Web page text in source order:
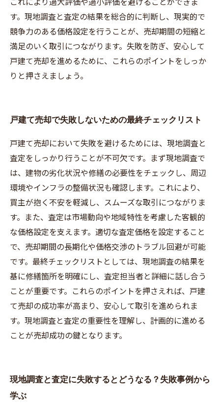
す。現地調査と査定の結果を総合的に判断し、現実的で
競争力のある価格設定を行うことが、売却期間の短縮と
満足のいく取引につながります。失敗を防ぎ、安心して
戸建て売却を進めるために、これらのポイントをしっか
りと押さえましょう。
戸建て売却で失敗しないための最終チェックリスト
戸建て売却において失敗を避けるためには、現地調査と
査定をしっかり行うことが不可欠です。まず現地調査で
は、建物の劣化状況や修繕の必要性をチェックし、周辺
環境やインフラの整備状況も確認します。これにより、
買主が抱く不安を軽減し、スムーズな取引につながりま
す。また、査定は市場動向や地域特性を考慮した客観的
な価格設定を支えます。適切な査定価格を設定すること
で、売却期間の長期化や価格交渉のトラブル回避が可能
です。最終チェックリストとしては、現地調査の結果を
基に修繕箇所を明確にし、査定担当者と詳細に話し合う
ことが重要です。これらのポイントを押さえれば、戸建
て売却の成功率が高まり、安心して取引を進められま
す。現地調査と査定の重要性を理解し、計画的に進める
ことが売却成功の鍵となります。
現地調査と査定に失敗するとどうなる？失敗事例から
学ぶ